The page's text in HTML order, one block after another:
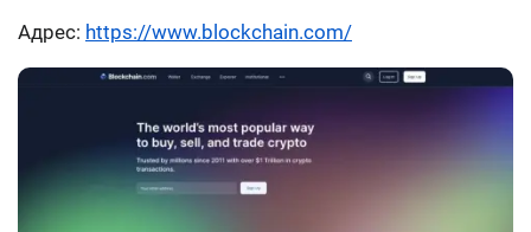
Адрес: https://www.blockchain.com/